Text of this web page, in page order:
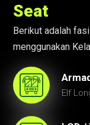
Seat
Berikut adalah
menggunakan
Elf